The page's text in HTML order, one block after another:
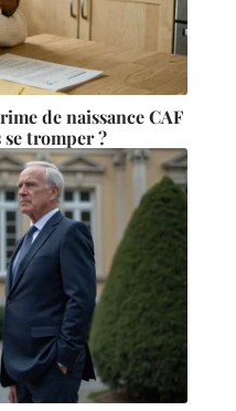
de naissance CAF
tromper ?